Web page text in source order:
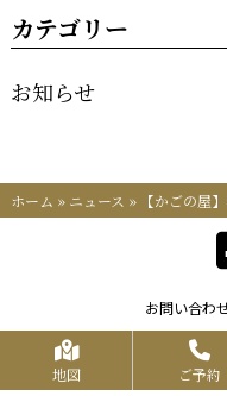
カテゴリー
お知らせ
ホーム » ニュース » 【かごの屋
お問い合わ
Copyrights KR
地図 ご予約